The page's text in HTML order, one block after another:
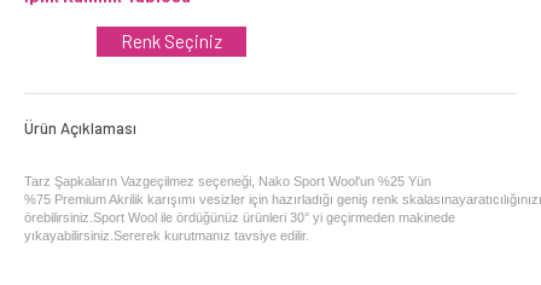
Renk Seçiniz
Ürün Açıklaması
Tarz Şapkaların Vazgeçilmez seçeneği, Nako Sport Wool'un %25 Yün
%75 Premium Akrilik karışımı vesizler için hazırladığı geniş renk
örebilirsiniz.Sport Wool ile ördüğünüz ürünleri 30° yi geçirmeden makinede
yıkayabilirsiniz.Sererek kurutmanız tavsiye edilir.